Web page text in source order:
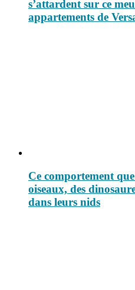
s’attardent sur ce
appartements de
Ce comportement
oiseaux, des
dans leurs nids